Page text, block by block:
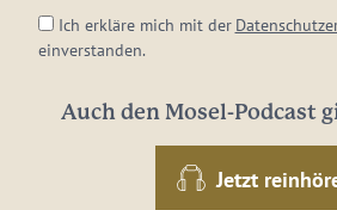
Ich erkläre mich mit der
einverstanden.
Auch den Mosel-Podcast
Jetzt